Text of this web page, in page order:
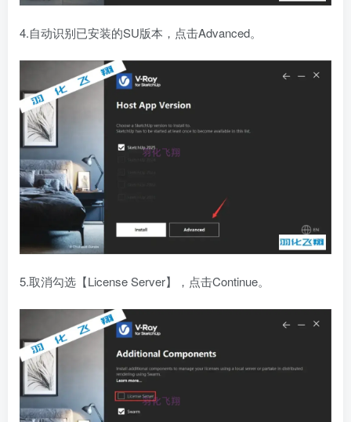
4.自动识别已安装的SU版本，点击Advanced。
5.取消勾选【License Server】，点击Continue。